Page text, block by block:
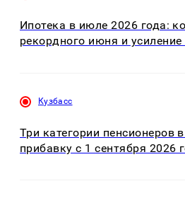
Ипотека в июле 2026 года:
рекордного июня и усиление
Кузбасс
Три категории пенсионеров
прибавку с 1 сентября 2026